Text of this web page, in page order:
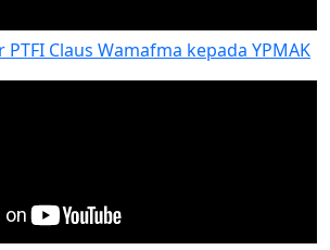
Claus Wamafma kepada YPMAK